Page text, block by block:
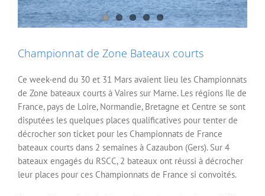
Championnat de Zone Bateaux courts
Ce week-end du 30 et 31 Mars avaient lieu les Championnats
de Zone bateaux courts à Vaires sur Marne. Les régions Ile de
France, pays de Loire, Normandie, Bretagne et Centre se sont
disputées les quelques places qualificatives pour tenter de
décrocher son ticket pour les Championnats de France
bateaux courts dans 2 semaines à Cazaubon (Gers). Sur 4
bateaux engagés du RSCC, 2 bateaux ont réussi à décrocher
leur places pour ces Championnats de France si convoités.